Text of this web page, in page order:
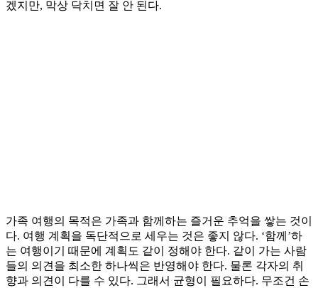
겠지만, 막상 닥치면 잘 안 된다.
가족 여행의 목적은 가족과 함께하는 즐거운 추억을 쌓는 것이
다. 여행 계획을 독단적으로 세우는 것은 좋지 않다. ‘함께’하
는 여행이기 때문에 계획도 같이 정해야 한다. 같이 가는 사람
들의 의견을 최소한 하나씩은 반영해야 한다. 물론 각자의 취
향과 의견이 다를 수 있다. 그래서 균형이 필요하다. 무조건 손